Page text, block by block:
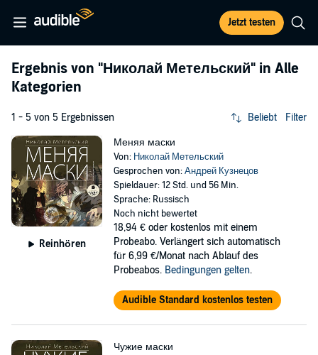
Jetzt testen
Ergebnis von "Николай Метельский" in Alle
Kategorien
1 - 5 von 5 Ergebnissen Beliebt Filter
Reinhören
Меняя маски
Von: Николай Метельский
Gesprochen von:Андрей Кузнецов
Spieldauer: 12 Std. und 56 Min.
Sprache: Russisch
Noch nicht bewertet
18,94 € oder kostenlos mit einem
Probeabo. Verlängert sich automatisch
für 6,99 €/Monat nach Ablauf des
Probeabos. Bedingungen gelten.
Audible Standard kostenlos testen
Чужие маски